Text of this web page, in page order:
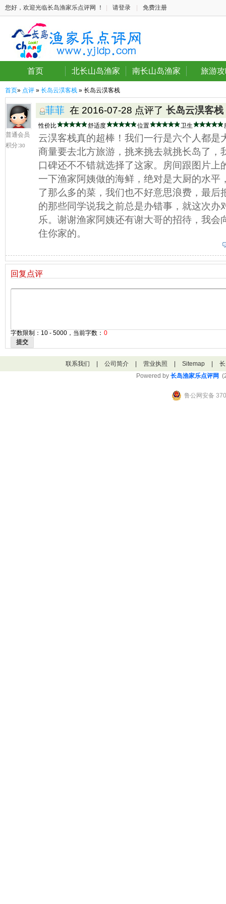
您好，欢迎光临长岛渔家乐点评网 ！ 请登录 免费注册
首页 北长山岛渔家 南长山岛渔家 旅游
首页» 点评 » 长岛云淏客栈 » 长岛云淏客栈
普通会员
积分:30
菲菲 在 2016-07-28 点评了 长岛云淏客栈
性价比 舒适度 位置 卫生
云淏客栈真的超棒！我们一行是六个人都是
商量要去北方旅游，挑来挑去就挑长岛了，
口碑还不不错就选择了这家。房间跟图片上
一下渔家阿姨做的海鲜，绝对是大厨的水平
了那么多的菜，我们也不好意思浪费，最后
的那些同学说我之前总是办错事，就这次办
乐。谢谢渔家阿姨还有谢大哥的招待，我会
住你家的。
回复点评
字数限制：10 - 5000，当前字数： 0
提交
联系我们 公司简介 营业执照 Sitemap
Powered by 长岛渔家乐点评网
鲁公网安备